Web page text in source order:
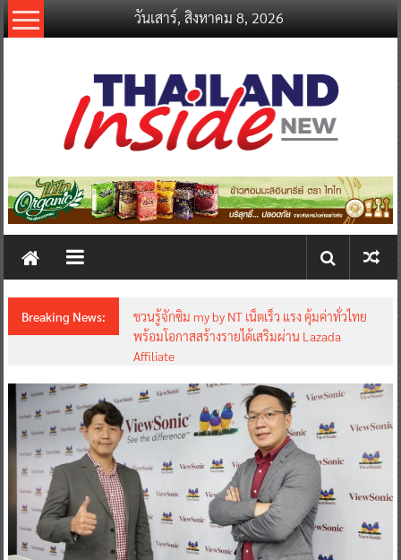
Skip
to
วันเสาร์, สิงหาคม 8, 2026
thailandinsidenew.com
Thailand
New
Breaking News:
ชวนรู้จักซิม my by NT เน็ตเร็ว แรง คุ้มค่าทั่วไทย
พร้อมโอกาสสร้างรายได้เสริมผ่าน Lazada
Affiliate